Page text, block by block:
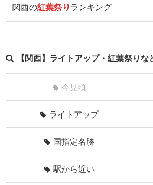
関西の紅葉祭り ランキング
【関西】ライトアップ・紅葉祭り
今見頃
ライトアップ
国指定名勝
駅から近い